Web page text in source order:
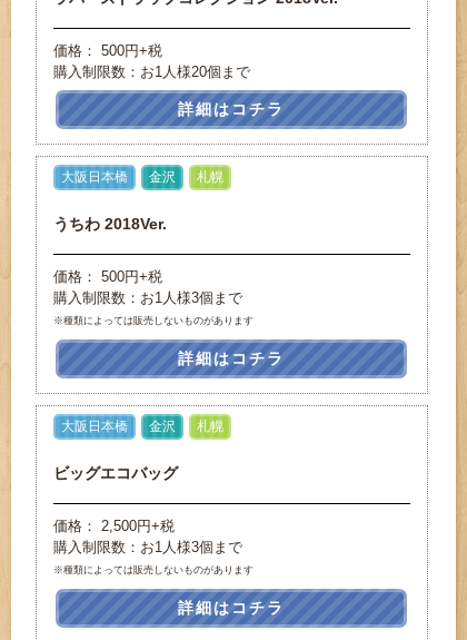
価格： 500円+税
購入制限数：お1人様20個まで
詳細はコチラ
大阪日本橋 金沢 札幌
うちわ 2018Ver.
価格： 500円+税
購入制限数：お1人様3個まで
※種類によっては販売しないものがあります
詳細はコチラ
大阪日本橋 金沢 札幌
ビッグエコバッグ
価格： 2,500円+税
購入制限数：お1人様3個まで
※種類によっては販売しないものがあります
詳細はコチラ